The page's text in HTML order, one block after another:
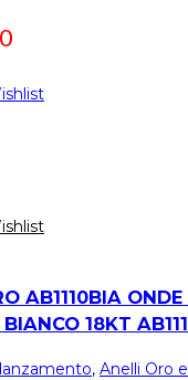
AB1110BIA ONDE
18KT
, Anelli Oro